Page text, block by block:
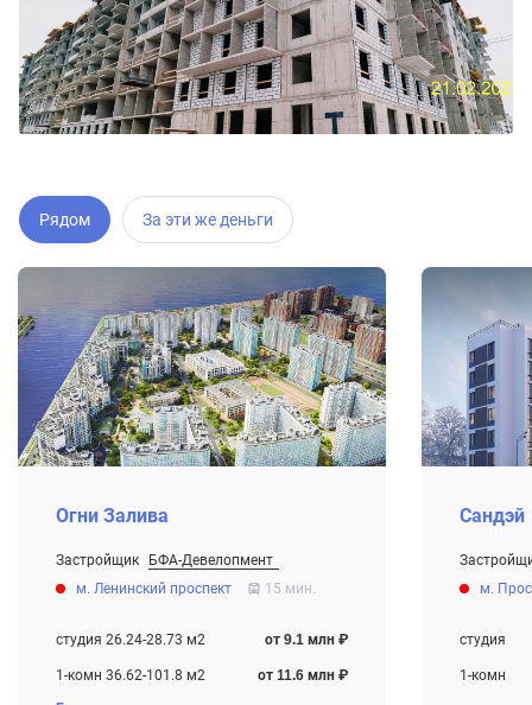
Рядом За эти же деньги
Огни Залива
Застройщик
БФА-Девелопмент
Строится , есть сданные корпуса
м. Ленинский проспект 15 мин.
студия 26.24-28.73 м2 от 9.1 млн ₽
1-комн 36.62-101.8 м2 от 11.6 млн ₽
Сандэй
м.
студия
1-комн